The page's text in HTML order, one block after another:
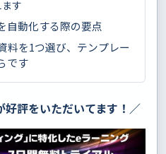
す
自動化する際の要点
料を1つ選び、テンプレー
です
評をいただいてます！／